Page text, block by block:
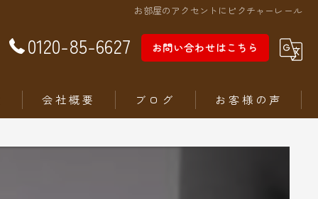
お部屋のアクセントにピクチャーレール
0120-85-6627 お問い合わせはこちら
会社概要 ブログ お客様の声